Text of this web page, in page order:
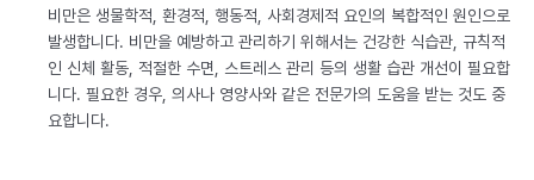
비만은 생물학적, 환경적, 행동적, 사회경제적 요인의 복합적인 원인으로
발생합니다. 비만을 예방하고 관리하기 위해서는 건강한 식습관, 규칙적
인 신체 활동, 적절한 수면, 스트레스 관리 등의 생활 습관 개선이 필요합
니다. 필요한 경우, 의사나 영양사와 같은 전문가의 도움을 받는 것도 중
요합니다.